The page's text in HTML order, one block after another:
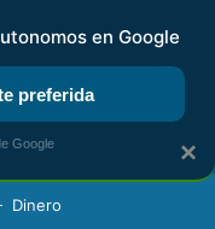
RENTA
Dinero
×
en Google
preferida
Google